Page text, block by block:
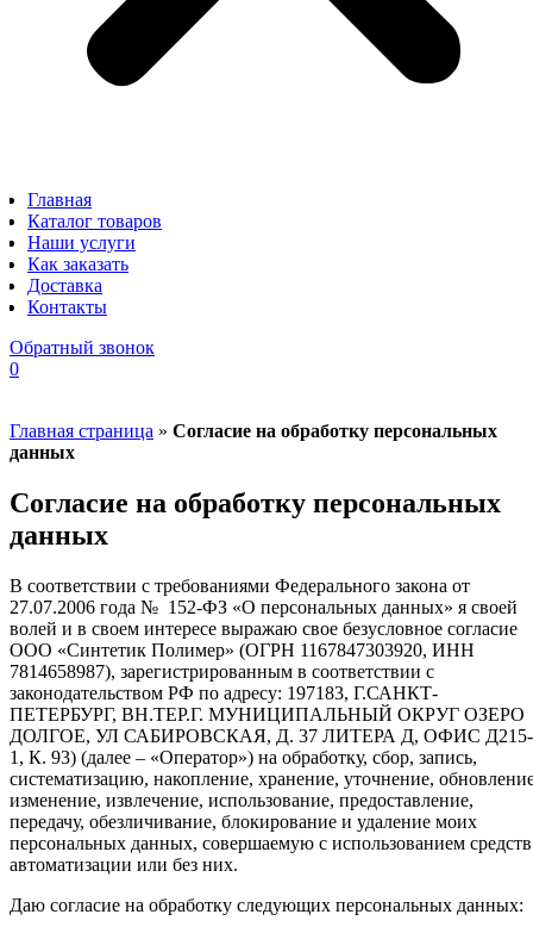
Главная
Каталог товаров
Наши услуги
Как заказать
Доставка
Контакты
Обратный звонок
0
Главная страница » Согласие на обработку персональных
данных
Согласие на обработку персональных
данных
В соответствии с требованиями Федерального закона от
27.07.2006 года № 152-ФЗ «О персональных данных» я своей
волей и в своем интересе выражаю свое безусловное согласие
ООО «Синтетик Полимер» (ОГРН 1167847303920, ИНН
7814658987), зарегистрированным в соответствии с
законодательством РФ по адресу: 197183, Г.САНКТ-
ПЕТЕРБУРГ, ВН.ТЕР.Г. МУНИЦИПАЛЬНЫЙ ОКРУГ ОЗЕРО
ДОЛГОЕ, УЛ САБИРОВСКАЯ, Д. 37 ЛИТЕРА Д, ОФИС Д215-
1, К. 93) (далее – «Оператор») на обработку, сбор, запись,
систематизацию, накопление, хранение, уточнение,
изменение, извлечение, использование, предоставление,
передачу, обезличивание, блокирование и удаление моих
персональных данных, совершаемую с использованием средств
автоматизации или без них.
Даю согласие на обработку следующих персональных данных: